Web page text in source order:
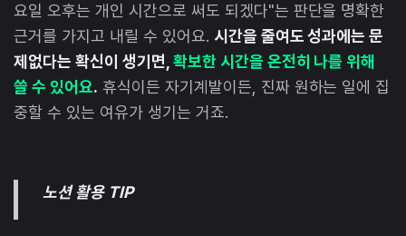
요일 오후는 개인 시간으로 써도 되겠다"는 판단을 명확한
근거를 가지고 내릴 수 있어요. 시간을 줄여도 성과에는 문
제없다는 확신이 생기면,확보한 시간을 온전히 나를 위해
쓸 수 있어요. 휴식이든 자기계발이든, 진짜 원하는 일에 집
중할 수 있는 여유가 생기는 거죠.
노션 활용 TIP